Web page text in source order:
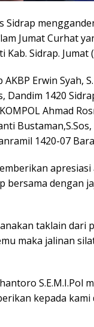
Sidrap
Jumat Curhat
Sidrap. Jumat
Erwin Syah,
Dandim 1420
Ahmad
Bustaman,S.Sos,
1420-07
bersama dengan
taklain dari
maka jalinan
S.E.M.I.Pol
kepada kami